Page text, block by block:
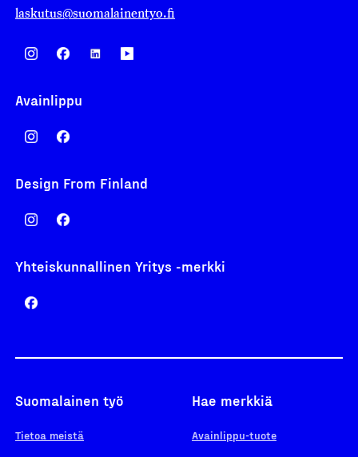
laskutus@suomalainentyo.fi
Avainlippu
Design From Finland
Yhteiskunnallinen Yritys -merkki
Suomalainen työ
Tietoa meistä
Hae merkkiä
Avainlippu-tuote